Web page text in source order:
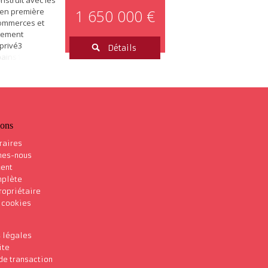
première
et
salon
:
1 650 000 €
Détails
nous
cookies
légales
transaction